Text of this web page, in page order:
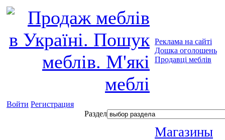
Реклама на сайті
Дошка оголошень
Продавці меблів
Войти Регистрация
Раздел
Магазины